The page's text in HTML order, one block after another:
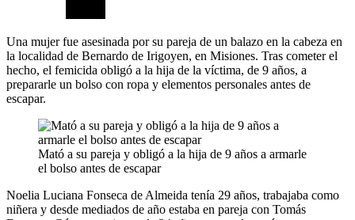
Una mujer fue asesinada por su pareja de un balazo en la cabeza en
la localidad de Bernardo de Irigoyen, en Misiones. Tras cometer el
hecho, el femicida obligó a la hija de la víctima, de 9 años, a
prepararle un bolso con ropa y elementos personales antes de
escapar.
Mató a su pareja y obligó a la hija de 9 años a armarle
el bolso antes de escapar
Noelia Luciana Fonseca de Almeida tenía 29 años, trabajaba como
niñera y desde mediados de año estaba en pareja con Tomás